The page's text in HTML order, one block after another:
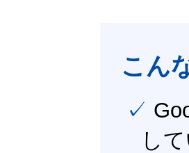
こん
✓ Google Workspace（旧G Suite） を社内で導入
し